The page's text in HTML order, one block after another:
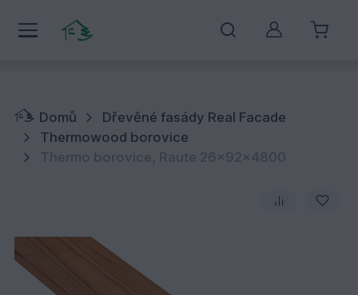
Můj účet
Domů
Dřevěné fasády Real Facade
Thermowood borovice
Thermo borovice, Raute 26x92x4800